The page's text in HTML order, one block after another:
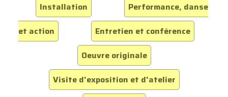
Installation
Performance, danse
et action
Entretien et conférence
Oeuvre originale
Visite d'exposition et d'atelier